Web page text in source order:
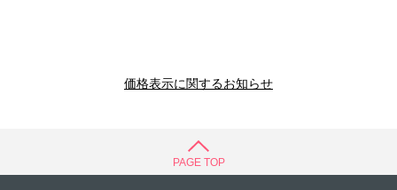
価格表示に関するお知らせ
PAGE TOP